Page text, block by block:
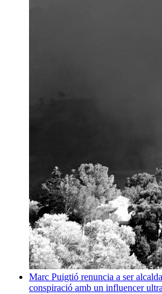
Marc Puigtió renuncia a ser
conspiració amb un influencer ultra